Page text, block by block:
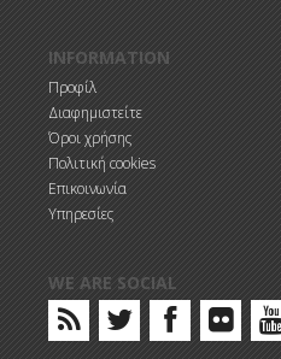
INFORMATION
Προφίλ
Διαφημιστείτε
Όροι χρήσης
Πολιτική cookies
Επικοινωνία
Υπηρεσίες
WE ARE SOCIAL